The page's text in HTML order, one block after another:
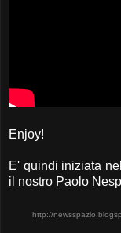
Enjoy!
E' quindi iniziata
il nostro Paolo
http://